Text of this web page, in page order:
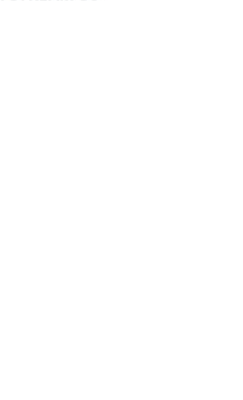
tot 55 l u